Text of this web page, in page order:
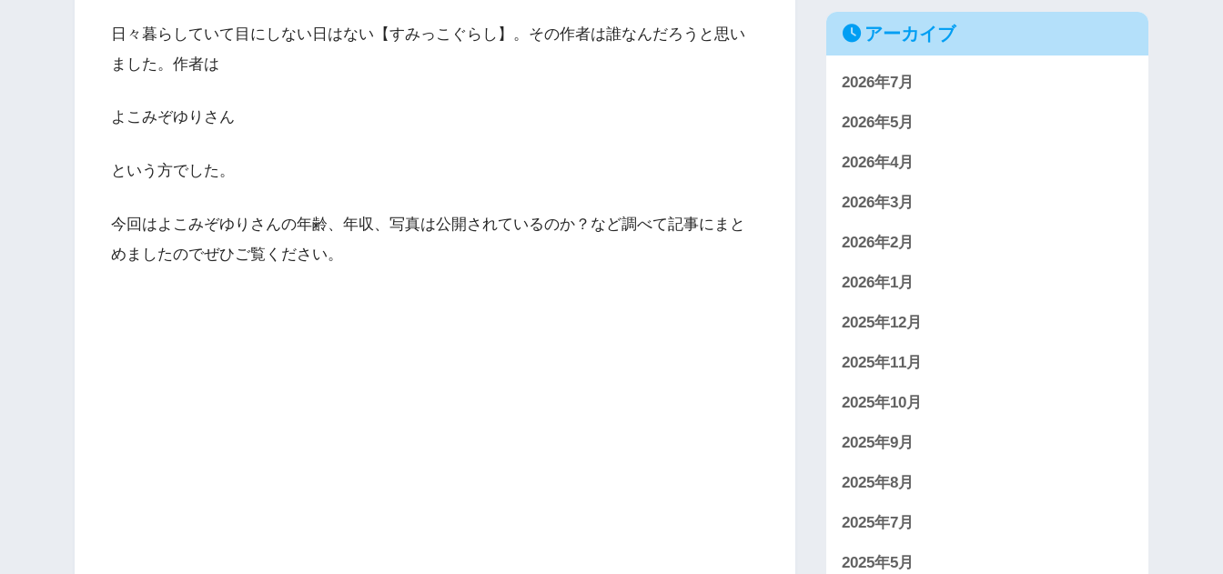
日々暮らしていて目にしない日はない【すみっこぐらし】。その作者は誰なんだろうと思い
ました。作者は
よこみぞゆりさん
という方でした。
今回はよこみぞゆりさんの年齢、年収、写真は公開されているのか？など調べて記事にまと
めましたのでぜひご覧ください。
アーカイブ
2026年7月
2026年5月
2026年4月
2026年3月
2026年2月
2026年1月
2025年12月
2025年11月
2025年10月
2025年9月
2025年8月
2025年7月
2025年5月